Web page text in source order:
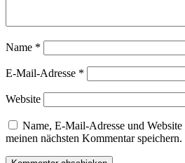
Name *
E-Mail-Adresse *
Website
Name, E-Mail-Adresse und
meinen nächsten Kommentar speichern.